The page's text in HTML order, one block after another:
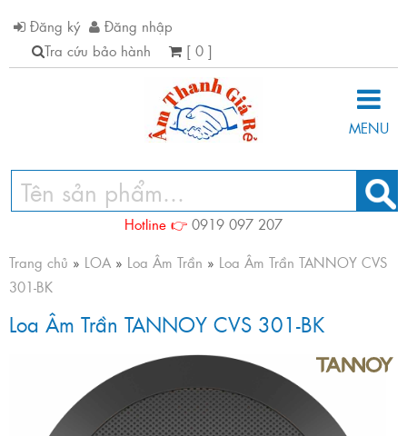
Đăng ký
Đăng nhập
Tra cứu bảo hành
[ 0 ]
MENU
Hotline 👉 0919 097 207
Trang chủ » LOA » Loa Âm Trần » Loa Âm Trần TANNOY CVS
301-BK
Loa Âm Trần TANNOY CVS 301-BK